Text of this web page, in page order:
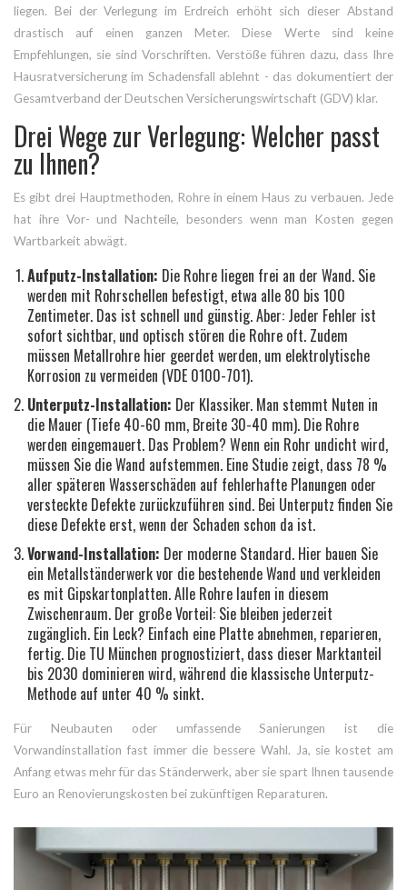
liegen. Bei der Verlegung im Erdreich erhöht sich dieser Abstand
drastisch auf einen ganzen Meter. Diese Werte sind keine
Empfehlungen, sie sind Vorschriften. Verstöße führen dazu, dass Ihre
Hausratversicherung im Schadensfall ablehnt - das dokumentiert der
Gesamtverband der Deutschen Versicherungswirtschaft (GDV) klar.
Drei Wege zur Verlegung: Welcher passt
zu Ihnen?
Es gibt drei Hauptmethoden, Rohre in einem Haus zu verbauen. Jede
hat ihre Vor- und Nachteile, besonders wenn man Kosten gegen
Wartbarkeit abwägt.
Aufputz-Installation: Die Rohre liegen frei an der Wand. Sie
werden mit Rohrschellen befestigt, etwa alle 80 bis 100
Zentimeter. Das ist schnell und günstig. Aber: Jeder Fehler ist
sofort sichtbar, und optisch stören die Rohre oft. Zudem
müssen Metallrohre hier geerdet werden, um elektrolytische
Korrosion zu vermeiden (VDE 0100-701).
Unterputz-Installation: Der Klassiker. Man stemmt Nuten in
die Mauer (Tiefe 40-60 mm, Breite 30-40 mm). Die Rohre
werden eingemauert. Das Problem? Wenn ein Rohr undicht wird,
müssen Sie die Wand aufstemmen. Eine Studie zeigt, dass 78 %
aller späteren Wasserschäden auf fehlerhafte Planungen oder
versteckte Defekte zurückzuführen sind. Bei Unterputz finden Sie
diese Defekte erst, wenn der Schaden schon da ist.
Vorwand-Installation: Der moderne Standard. Hier bauen Sie
ein Metallständerwerk vor die bestehende Wand und verkleiden
es mit Gipskartonplatten. Alle Rohre laufen in diesem
Zwischenraum. Der große Vorteil: Sie bleiben jederzeit
zugänglich. Ein Leck? Einfach eine Platte abnehmen, reparieren,
fertig. Die TU München prognostiziert, dass dieser Marktanteil
bis 2030 dominieren wird, während die klassische Unterputz-
Methode auf unter 40 % sinkt.
Für Neubauten oder umfassende Sanierungen ist die
Vorwandinstallation fast immer die bessere Wahl. Ja, sie kostet am
Anfang etwas mehr für das Ständerwerk, aber sie spart Ihnen tausende
Euro an Renovierungskosten bei zukünftigen Reparaturen.